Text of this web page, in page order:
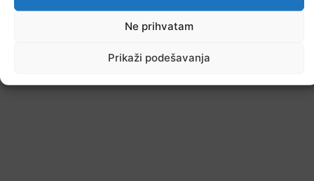
Ne prihvatam
Prikaži podešavanja